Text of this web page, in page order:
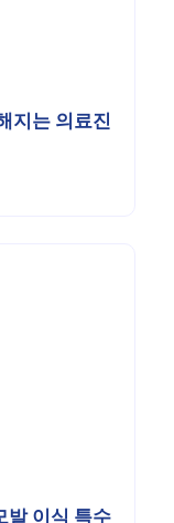
지는 의료진
발 이식 특수